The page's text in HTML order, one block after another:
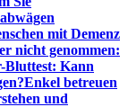
mit Demenz
nicht genommen:
Bluttest: Kann
Enkel betreuen
und